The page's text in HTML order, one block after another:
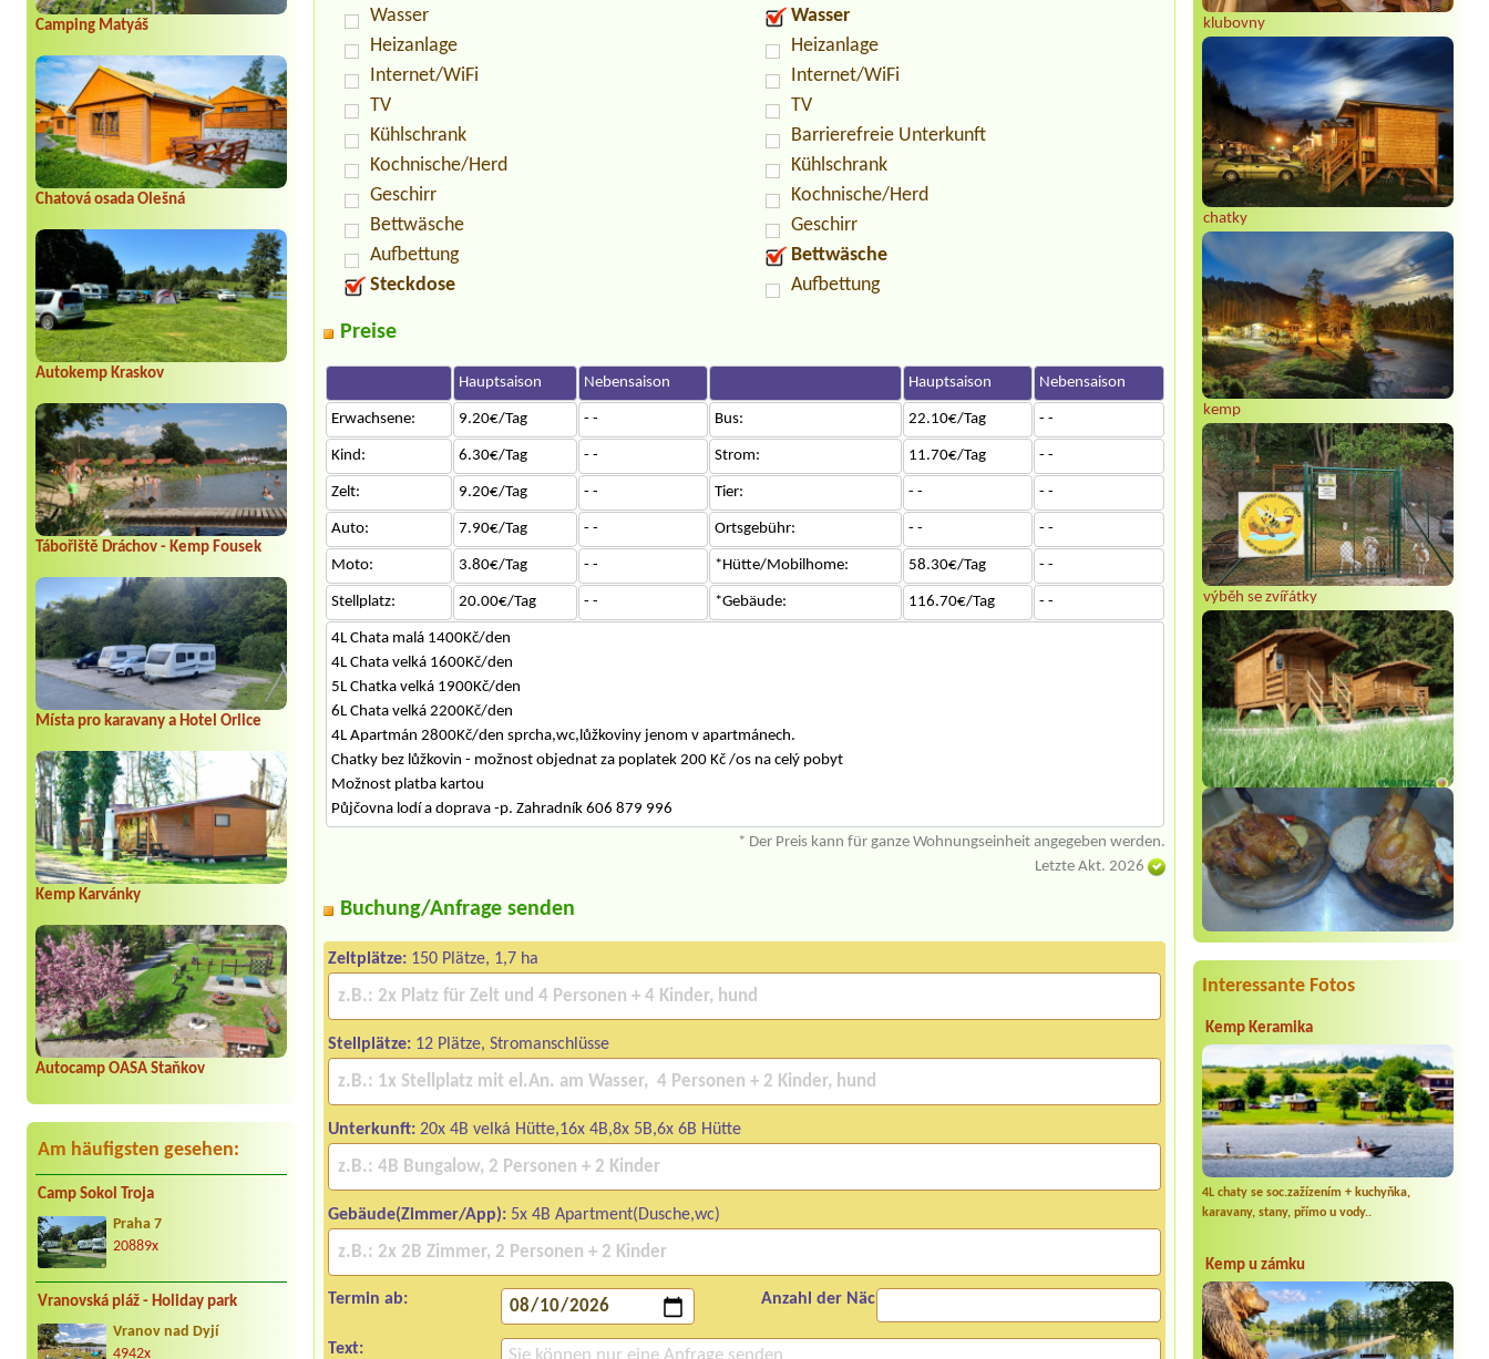
Camping Matyáš
Chatová osada Olešná
Autokemp Kraskov
Tábořiště Dráchov - Kemp Fousek
Místa pro karavany a Hotel Orlice
Kemp Karvánky
Autocamp OASA Staňkov
Am häufigsten gesehen:
Camp Sokol Troja
Praha 7
20889x
Vranovská pláž - Holiday park
Vranov nad Dyjí
4942x
klubovny
chatky
kemp
výběh se zvířátky
Interessante Fotos
Kemp Keramika
4L chaty se soc.zažízením + kuchyňka,
karavany, stany, přímo u vody..
Kemp u zámku
Wasser
Heizanlage
Internet/WiFi
TV
Kühlschrank
Kochnische/Herd
Geschirr
Bettwäsche
Aufbettung
Steckdose
Wasser
Heizanlage
Internet/WiFi
TV
Barrierefreie Unterkunft
Kühlschrank
Kochnische/Herd
Geschirr
Bettwäsche
Aufbettung
Preise
Hauptsaison Nebensaison Hauptsaison Nebensaison
Erwachsene: 9.20€/Tag - - Bus: 22.10€/Tag - -
Kind: 6.30€/Tag - - Strom: 11.70€/Tag - -
Zelt: 9.20€/Tag - - Tier: - - - -
Auto: 7.90€/Tag - - Ortsgebühr: - - - -
Moto: 3.80€/Tag - - *Hütte/Mobilhome: 58.30€/Tag - -
Stellplatz: 20.00€/Tag - - *Gebäude: 116.70€/Tag - -
4L Chata malá 1400Kč/den
4L Chata velká 1600Kč/den
5L Chatka velká 1900Kč/den
6L Chata velká 2200Kč/den
4L Apartmán 2800Kč/den sprcha,wc,lůžkoviny jenom v apartmánech.
Chatky bez lůžkovin - možnost objednat za poplatek 200 Kč /os na celý pobyt
Možnost platba kartou
Půjčovna lodí a doprava -p. Zahradník 606 879 996
* Der Preis kann für ganze Wohnungseinheit angegeben werden.
Letzte Akt. 2026
Buchung/Anfrage senden
Zeltplätze: 150 Plätze, 1,7 ha
Stellplätze: 12 Plätze, Stromanschlüsse
Unterkunft: 20x 4B velká Hütte,16x 4B,8x 5B,6x 6B Hütte
Gebäude(Zimmer/App): 5x 4B Apartment(Dusche,wc)
Termin ab: Anzahl der Nächte:
Text: